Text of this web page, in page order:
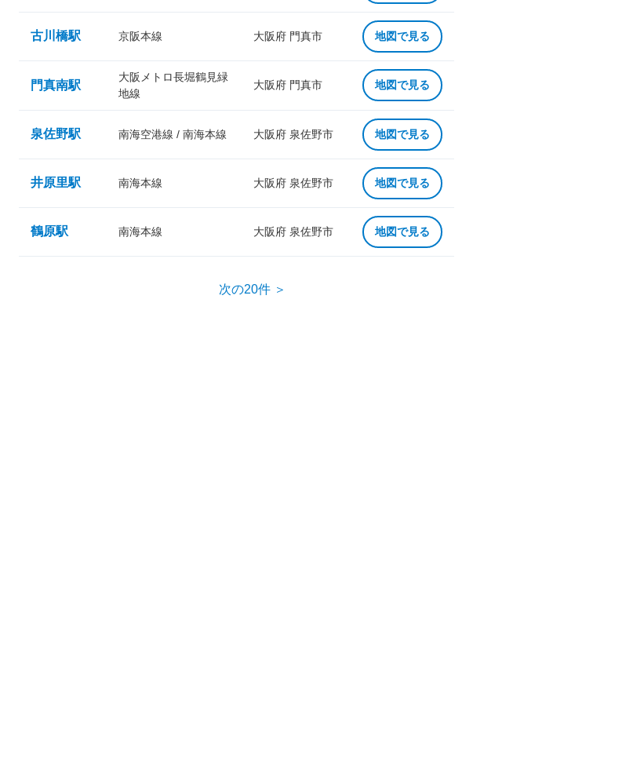
古川橋駅 京阪本線 大阪府 門真市 地図で見る
門真南駅
大阪メトロ長堀鶴見緑
地線
大阪府 門真市 地図で見る
泉佐野駅 南海空港線 / 南海本線 大阪府 泉佐野市 地図で見る
井原里駅 南海本線 大阪府 泉佐野市 地図で見る
鶴原駅 南海本線 大阪府 泉佐野市 地図で見る
次の20件 ＞